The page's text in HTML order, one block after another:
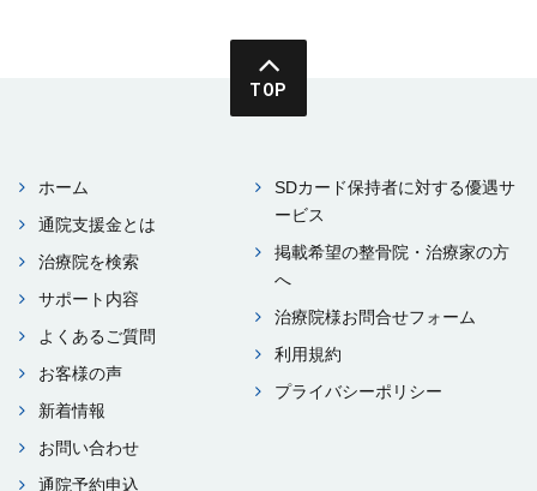
TOP
ホーム
通院⽀援⾦とは
治療院を検索
サポート内容
よくあるご質問
お客様の声
新着情報
お問い合わせ
通院予約申込
SDカード保持者に対する優遇サ
ービス
掲載希望の整⾻院・治療家の⽅
へ
治療院様お問合せフォーム
利⽤規約
プライバシーポリシー